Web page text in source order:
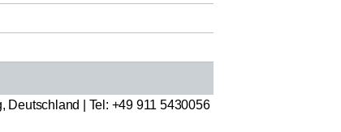
Deutschland | Tel: +49 911 5430056